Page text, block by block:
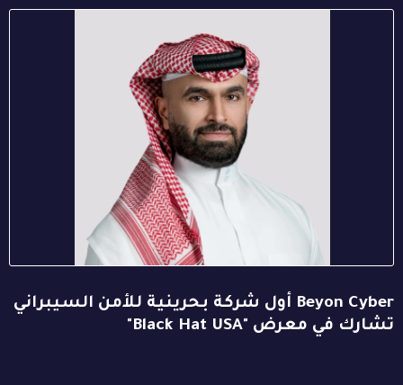
Beyon Cyber أول شركة بحرينية للأمن السيبراني
تشارك في معرض "Black Hat USA"